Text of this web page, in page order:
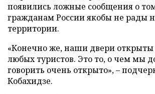
появились ложные сообщения о
гражданам России якобы не рады
территории.
«Конечно же, наши двери открыты
любых туристов. Это то, о чем мы
говорить очень открыто», –
Кобахидзе.